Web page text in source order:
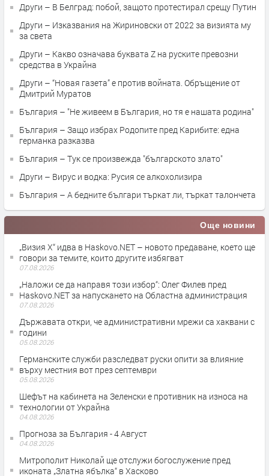
Други – В Белград: побой, защото протестирал срещу Путин
Други – Изказвания на Жириновски от 2022 за визията му
за света
Други – Какво означава буквата Z на руските превозни
средства в Украйна
Други – “Новая газета” е против войната. Обръщение от
Дмитрий Муратов
България – "Не живеем в България, но тя е нашата родина"
България – Защо избрах Родопите пред Карибите: една
германка разказва
България – Тук се произвежда "българското злато"
Други – Вирус и водка: Русия се алкохолизира
България – А бедните българи търкат ли, търкат талончета
Още новини
„Визия Х“ идва в Haskovo.NET – новото предаване, което ще
говори за темите, които другите избягват
07.08.2026
„Наложи се да направя този избор“: Олег Филев пред
Haskovo.NET за напускането на Областна администрация
07.08.2026
Държавата откри, че административни мрежи са хаквани с
години
05.08.2026
Германските служби разследват руски опити за влияние
върху местния вот през септември
05.08.2026
Шефът на кабинета на Зеленски е противник на износа на
технологии от Украйна
04.08.2026
Прогноза за България - 4 Август
04.08.2026
Митрополит Николай ще отслужи богослужение пред
иконата „Златна ябълка“ в Хасково